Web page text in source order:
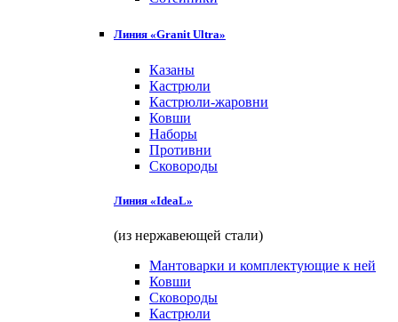
Линия «Granit Ultra»
Казаны
Кастрюли
Кастрюли-жаровни
Ковши
Наборы
Противни
Сковороды
Линия «IdeaL»
(из нержавеющей стали)
Мантоварки и комплектующие к ней
Ковши
Сковороды
Кастрюли